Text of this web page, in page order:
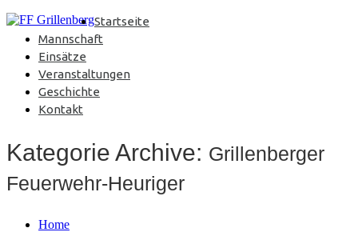
Startseite
Mannschaft
Einsätze
Veranstaltungen
Geschichte
Kontakt
Kategorie Archive: Grillenberger
Feuerwehr-Heuriger
Home